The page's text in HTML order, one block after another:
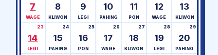
7
WAGE
8
KLIWON
9
LEGI
10
PAHING
11
PON
12
WAGE
13
KLIWON
14
23
LEGI
15
24
PAHING
16
25
PON
17
26
WAGE
18
27
KLIWON
19
28
LEGI
20
29
PAHING